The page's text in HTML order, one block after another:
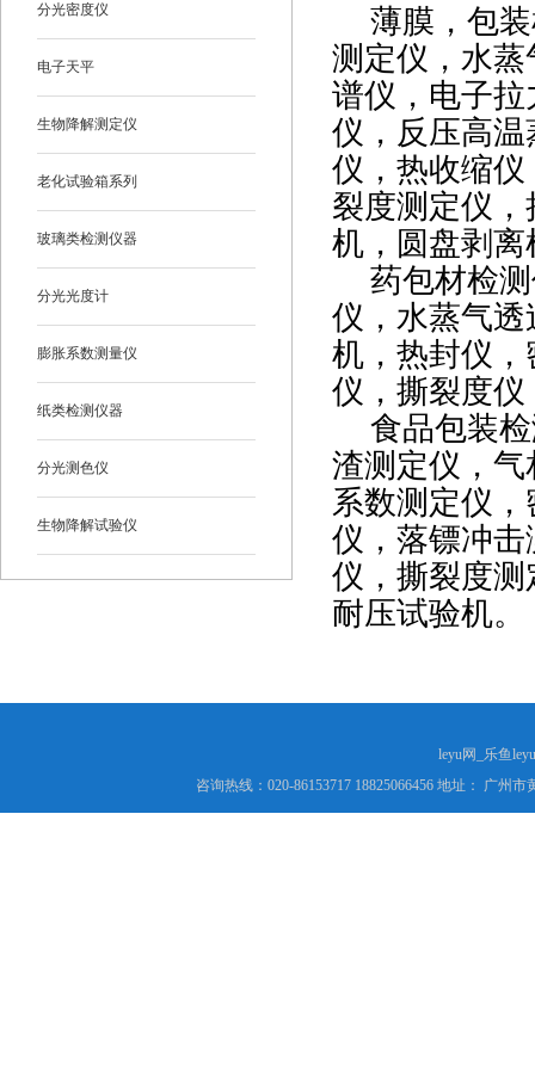
分光密度仪
电子天平
生物降解测定仪
老化试验箱系列
玻璃类检测仪器
分光光度计
膨胀系数测量仪
纸类检测仪器
分光测色仪
生物降解试验仪
薄膜，包装
测定仪，水
谱仪，电子
仪，反压高
仪，热收缩
裂度测定仪
机，圆盘剥
药包材检测
仪，水蒸气
机，热封仪
仪，撕裂度
食品包装检
渣测定仪，
系数测定仪
仪，落镖冲
仪，撕裂度
耐压试验机。
leyu网_乐鱼
咨询热线：020-86153717 18825066456 地址： 广州